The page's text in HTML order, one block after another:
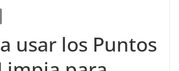
usar los Puntos